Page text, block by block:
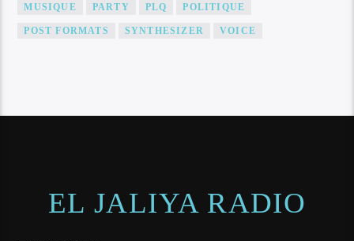
MUSIQUE PARTY PLQ POLITIQUE
POST FORMATS SYNTHESIZER VOICE
EL JALIYA RADIO